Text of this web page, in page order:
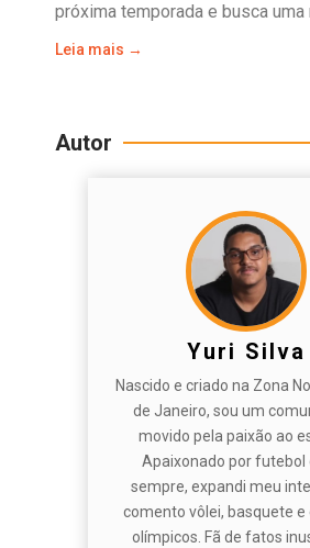
próxima temporada e busca
Leia mais →
Autor
Yuri Silva
Nascido e criado na Zona
de Janeiro, sou um
movido pela paixão ao
Apaixonado por futebol
sempre, expandi meu
comento vôlei, basquete e
olímpicos. Fã de fatos